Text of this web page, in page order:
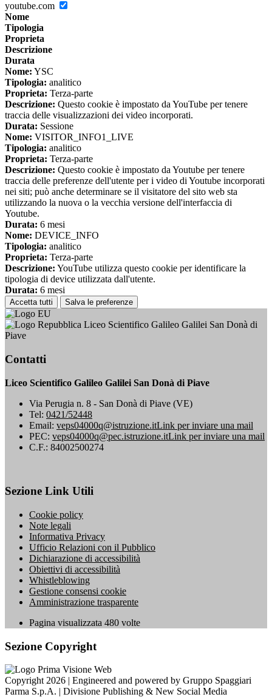
youtube.com
Nome
Tipologia
Proprieta
Descrizione
Durata
Nome: YSC
Tipologia: analitico
Proprieta: Terza-parte
Descrizione: Questo cookie è impostato da YouTube per tenere
traccia delle visualizzazioni dei video incorporati.
Durata: Sessione
Nome: VISITOR_INFO1_LIVE
Tipologia: analitico
Proprieta: Terza-parte
Descrizione: Questo cookie è impostato da Youtube per tenere
traccia delle preferenze dell'utente per i video di Youtube incorporati
nei siti; può anche determinare se il visitatore del sito web sta
utilizzando la nuova o la vecchia versione dell'interfaccia di
Youtube.
Durata: 6 mesi
Nome: DEVICE_INFO
Tipologia: analitico
Proprieta: Terza-parte
Descrizione: YouTube utilizza questo cookie per identificare la
tipologia di device utilizzata dall'utente.
Durata: 6 mesi
Accetta tutti Salva le preferenze
Liceo Scientifico Galileo Galilei San Donà di
Piave
Contatti
Liceo Scientifico Galileo Galilei San Donà di Piave
Via Perugia n. 8 - San Donà di Piave (VE)
Tel: 0421/52448
Email: veps04000q@istruzione.itLink per inviare una mail
PEC: veps04000q@pec.istruzione.itLink per inviare una mail
C.F.: 84002500274
Sezione Link Utili
Cookie policy
Note legali
Informativa Privacy
Ufficio Relazioni con il Pubblico
Dichiarazione di accessibilità
Obiettivi di accessibilità
Whistleblowing
Gestione consensi cookie
Amministrazione trasparente
Pagina visualizzata 480 volte
Sezione Copyright
Copyright 2026 | Engineered and powered by Gruppo Spaggiari
Parma S.p.A. | Divisione Publishing & New Social Media